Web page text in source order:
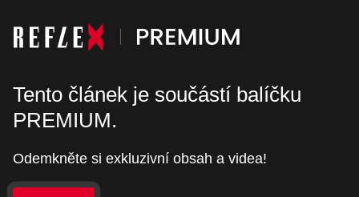
Tento článek je součástí balíčku
PREMIUM.
Odemkněte si exkluzivní obsah a videa!